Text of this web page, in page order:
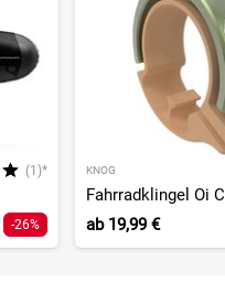
(1)*
-26%
KNOG
Fahrradklingel Oi
ab19,99 €